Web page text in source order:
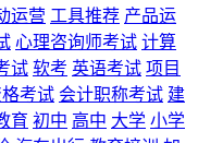
运营 工具推荐 产品运
心理咨询师考试 计算
试 软考 英语考试 项目
考试 会计职称考试 建
育 初中 高中 大学 小学